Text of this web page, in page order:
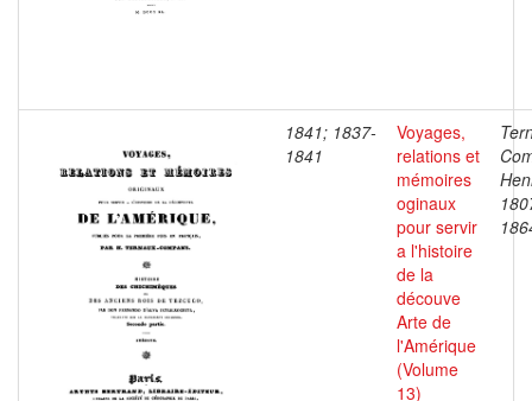
1841; 1837-
1841
Voyages,
relations et
mémoires
oginaux
pour servir
a l'histoire
de la
découve
Arte de
l'Amérique
(Volume
13)